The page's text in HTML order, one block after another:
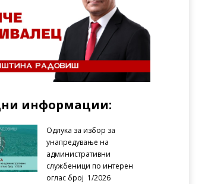
информации:
Одлука за избор за
унапредување на
административни
службеници по интерен
оглас број 1/2026